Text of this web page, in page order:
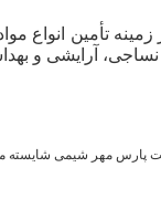
تأمین انواع
نساجی، آرایشی و